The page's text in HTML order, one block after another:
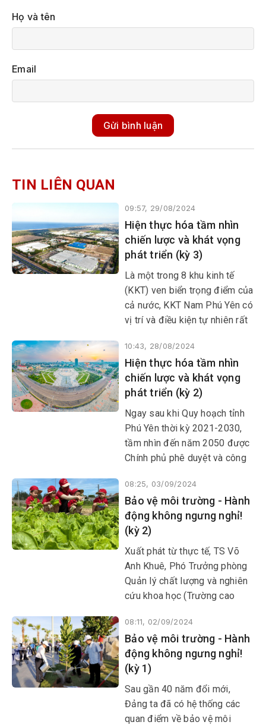
Họ và tên
Email
Gửi bình luận
TIN LIÊN QUAN
09:57, 29/08/2024
Hiện thực hóa tầm nhìn
chiến lược và khát vọng
phát triển (kỳ 3)
Là một trong 8 khu kinh tế
(KKT) ven biển trọng điểm của
cả nước, KKT Nam Phú Yên có
vị trí và điều kiện tự nhiên rất
trung tâm công nghiệp, cảng
biển quan trọng của vùng
duyên hải Nam Trung Bộ và
Tây Nguyên. Theo quy hoạch
tỉnh Quy hoạch tỉnh Phú Yên
thời kỳ 2021-2030, tầm nhìn
đến năm 2050 KKT Nam Phú
Yên sẽ trở thành KKT tổng hợp
động lực thúc đẩy phát triển
KT-XH của tỉnh.
10:43, 28/08/2024
Hiện thực hóa tầm nhìn
chiến lược và khát vọng
phát triển (kỳ 2)
Ngay sau khi Quy hoạch tỉnh
Phú Yên thời kỳ 2021-2030,
tầm nhìn đến năm 2050 được
Chính phủ phê duyệt và công
chính quyền, địa phương, đơn
vị đã chủ động thực hiện các
nội dung, định hướng có liên
quan nhằm đảm bảo việc triển
khai quy hoạch có trọng tâm,
trọng điểm và đạt kết quả cao
nhất.
08:25, 03/09/2024
Bảo vệ môi trường - Hành
động không ngưng nghỉ!
(kỳ 2)
Xuất phát từ thực tế, TS Võ
Anh Khuê, Phó Trưởng phòng
Quản lý chất lượng và nghiên
cứu khoa học (Trường cao
Trung) cho ra đời nhiều đề tài
gắn với rác thải và công tác
bảo vệ môi trường. Từ đây,
một số đơn vị, địa phương áp
dụng hiệu quả và lan tỏa
những giá trị tốt đẹp ra cộng
đồng.
08:11, 02/09/2024
Bảo vệ môi trường - Hành
động không ngưng nghỉ!
(kỳ 1)
Sau gần 40 năm đổi mới,
Đảng ta đã có hệ thống các
quan điểm về bảo vệ môi